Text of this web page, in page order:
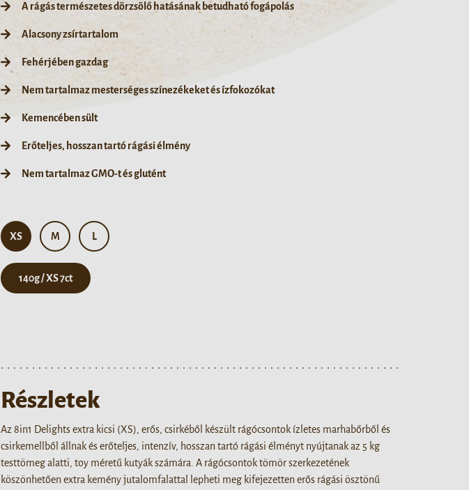
A rágás természetes dörzsölő hatásának betudható fogápolás
Alacsony zsírtartalom
Fehérjében gazdag
Nem tartalmaz mesterséges színezékeket és ízfokozókat
Kemencében sült
Erőteljes, hosszan tartó rágási élmény
Nem tartalmaz GMO-t és glutént
XS M L
140g / XS 7ct
Részletek
Az 8in1 Delights extra kicsi (XS), erős, csirkéből készült rágócsontok ízletes marhabőrből és
csirkemellből állnak és erőteljes, intenzív, hosszan tartó rágási élményt nyújtanak az 5 kg
testtömeg alatti, toy méretű kutyák számára. A rágócsontok tömör szerkezetének
köszönhetően extra kemény jutalomfalattal lepheti meg kifejezetten erős rágási ösztönű